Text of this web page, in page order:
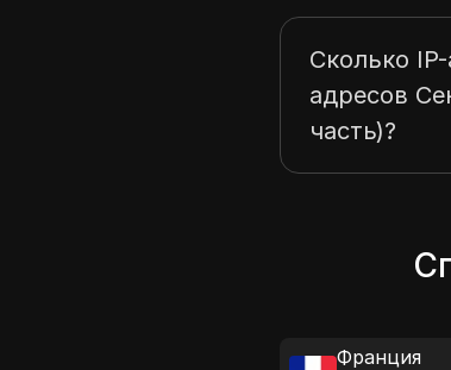
Сколько
адресов
часть)?
Франция